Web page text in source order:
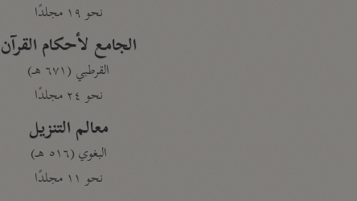
نحو ١٩ مجلدًا
الجامع لأحكام القرآن
القرطبي (٦٧١ هـ)
نحو ٢٤ مجلدًا
معالم التنزيل
البغوي (٥١٦ هـ)
نحو ١١ مجلدًا